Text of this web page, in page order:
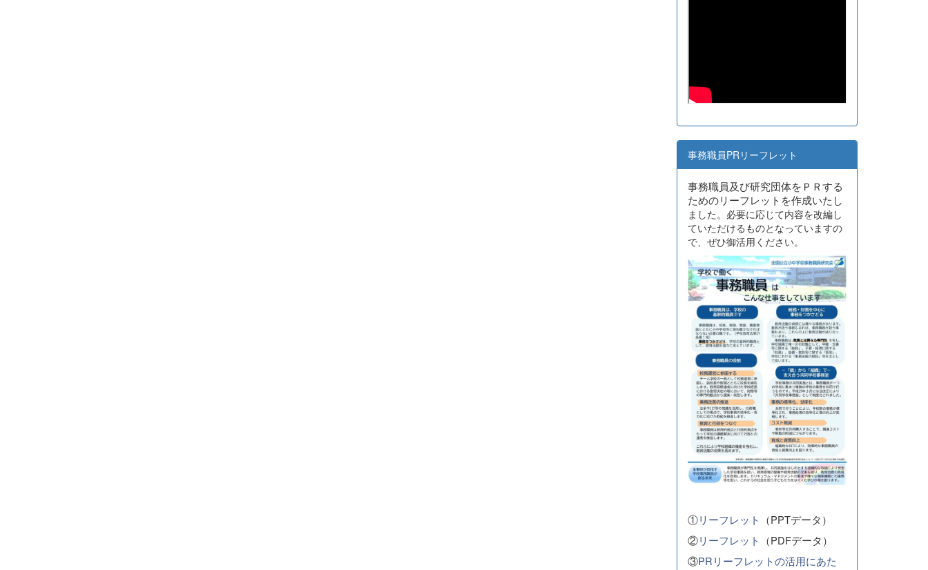
事務職員PRリーフレット
事務職員及び研究団体をＰＲする
ためのリーフレットを作成いたし
ました。必要に応じて内容を改編し
ていただけるものとなっていますの
で、ぜひ御活用ください。
①リーフレット （PPTデータ）
②リーフレット （PDFデータ）
③PRリーフレットの活用にあた